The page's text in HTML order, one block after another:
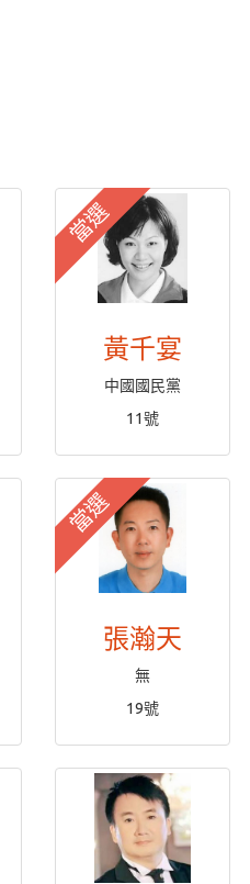
當選
黃千宴
中國國民黨
11號
當選
張瀚天
無
19號